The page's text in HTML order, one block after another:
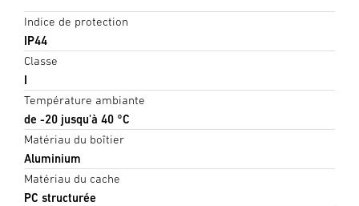
Indice de protection
IP44
Classe
I
Température ambiante
de -20 jusqu'à 40 °C
Matériau du boîtier
Aluminium
Matériau du cache
PC structurée